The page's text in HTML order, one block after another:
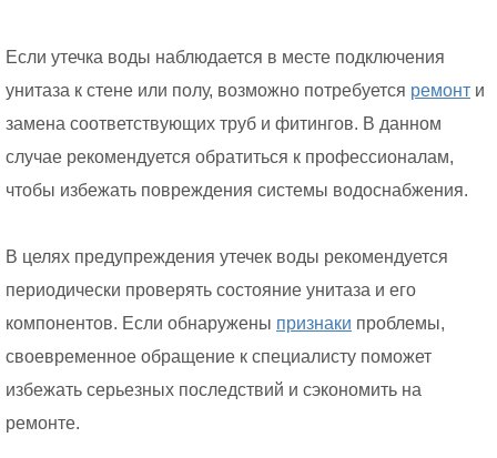
Если утечка воды наблюдается в месте подключения
унитаза к стене или полу, возможно потребуется ремонт и
замена соответствующих труб и фитингов. В данном
случае рекомендуется обратиться к профессионалам,
чтобы избежать повреждения системы водоснабжения.
В целях предупреждения утечек воды рекомендуется
периодически проверять состояние унитаза и его
компонентов. Если обнаружены признаки проблемы,
своевременное обращение к специалисту поможет
избежать серьезных последствий и сэкономить на
ремонте.